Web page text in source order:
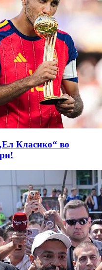
Класико“ во